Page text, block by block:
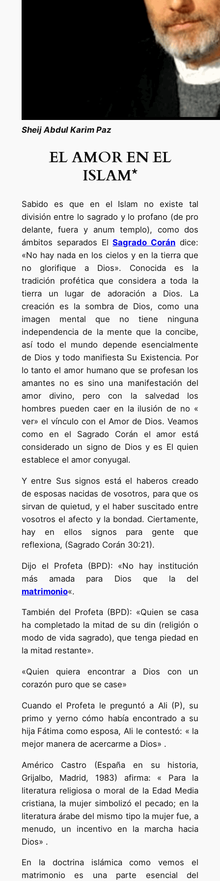
Sheij Abdul Karim Paz
EL AMOR EN EL
ISLAM*
Sabido es que en el Islam no existe tal
división entre lo sagrado y lo profano (de pro
delante, fuera y anum templo), como dos
ámbitos separados ElSagrado Corán dice:
«No hay nada en los cielos y en la tierra que
no glorifique a Dios». Conocida es la
tradición profética que considera a toda la
tierra un lugar de adoración a Dios. La
creación es la sombra de Dios, como una
imagen mental que no tiene ninguna
independencia de la mente que la concibe,
así todo el mundo depende esencialmente
de Dios y todo manifiesta Su Existencia. Por
lo tanto el amor humano que se profesan los
amantes no es sino una manifestación del
amor divino, pero con la salvedad los
hombres pueden caer en la ilusión de no «
ver» el vínculo con el Amor de Dios. Veamos
como en el Sagrado Corán el amor está
considerado un signo de Dios y es El quien
establece el amor conyugal.
Y entre Sus signos está el haberos creado
de esposas nacidas de vosotros, para que os
sirvan de quietud, y el haber suscitado entre
vosotros el afecto y la bondad. Ciertamente,
hay en ellos signos para gente que
reflexiona, (Sagrado Corán 30:21).
Dijo el Profeta (BPD): «No hay institución
más amada para Dios que la del
matrimonio«.
También del Profeta (BPD): «Quien se casa
ha completado la mitad de su din (religión o
modo de vida sagrado), que tenga piedad en
la mitad restante».
«Quien quiera encontrar a Dios con un
corazón puro que se case»
Cuando el Profeta le preguntó a Ali (P), su
primo y yerno cómo había encontrado a su
hija Fátima como esposa, Ali le contestó: « la
mejor manera de acercarme a Dios» .
Américo Castro (España en su historia,
Grijalbo, Madrid, 1983) afirma: « Para la
literatura religiosa o moral de la Edad Media
cristiana, la mujer simbolizó el pecado; en la
literatura árabe del mismo tipo la mujer fue, a
menudo, un incentivo en la marcha hacia
Dios» .
En la doctrina islámica como vemos el
matrimonio es una parte esencial del